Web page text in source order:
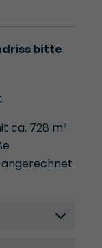
bitte
ca. 728 m²